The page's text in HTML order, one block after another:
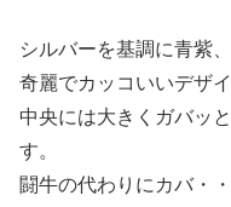
シルバーを基調に青紫
奇麗でカッコいいデザイ
中央には大きくガバッ
す。
闘牛の代わりにカバ・・